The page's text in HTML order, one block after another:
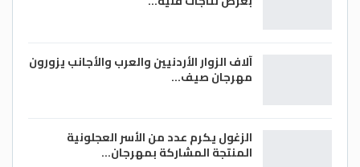
آلاف الزوار الأردنيين والعرب والأجانب يزورون
مهرجان صيف…
الزغول يكرم عدد من الأسر العجلونية
المنتجة المشاركة بمهرجان…